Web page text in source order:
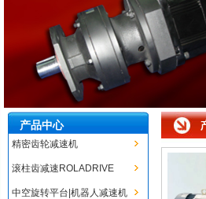
产品中心
精密齿轮减速机
滚柱齿减速ROLADRIVE
中空旋转平台|机器人减速机